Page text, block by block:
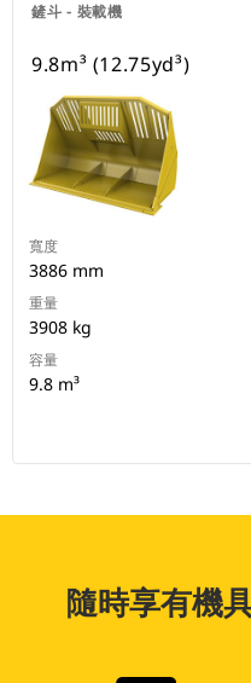
鏟斗 - 裝載機
9.8m³ (12.75yd³)
寬度
3886 mm
重量
3908 kg
容量
9.8 m³
隨時享有機